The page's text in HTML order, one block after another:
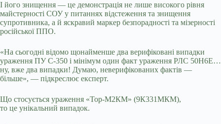
І його знищення — це демонстрація не лише високого рівня
майстерності СОУ у питаннях відстеження та знищення
супротивника, а й яскравий маркер безпорадності та мізерності
російської ППО.
«На сьогодні відомо щонайменше два верифіковані випадки
ураження ПУ С-350 і мінімум один факт ураження РЛС 50Н6Е…
ну, вже два випадки! Думаю, неверифікованих фактів —
більше», — підкреслює експерт.
Що стосується ураження «Тор-М2КМ» (9К331МКМ),
то це унікальний випадок.